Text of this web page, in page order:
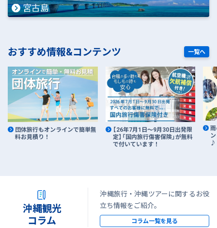
宮古島
おすすめ情報&コンテンツ 一覧へ
団体旅行もオンラインで簡単無
料お見積り！
【26年7月1日～9月30日出発限
定】「国内旅行傷害保険」が無料
で付いています！
♪
沖縄観光
コラム
沖縄旅行・沖縄ツアーに関するお役
立ち情報をご紹介。
コラム一覧を見る